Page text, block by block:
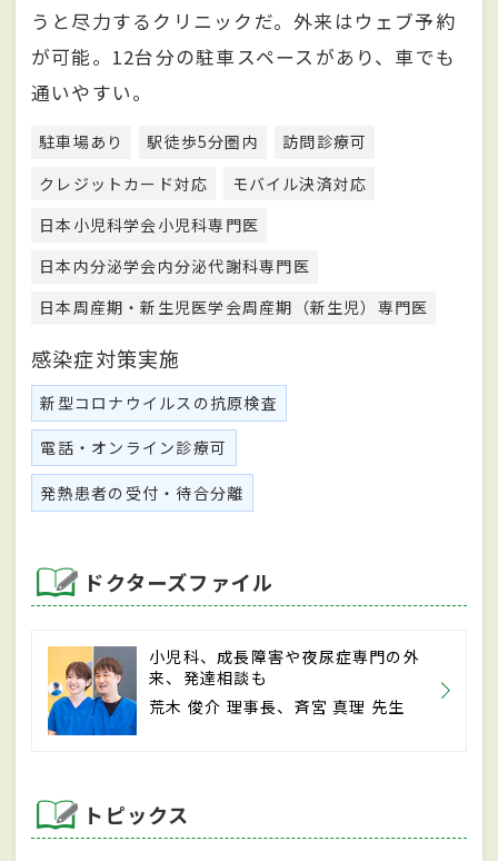
うと尽力するクリニックだ。外来はウェブ予約
が可能。12台分の駐車スペースがあり、車でも
通いやすい。
駐車場あり 駅徒歩5分圏内
訪問診療可
クレジットカード対応
モバイル決済対応
日本小児科学会小児科専門医
日本内分泌学会内分泌代謝科専門医
日本周産期・新生児医学会周産期（新生児）専門医
感染症対策実施
新型コロナウイルスの抗原検査
電話・オンライン診療可
発熱患者の受付・待合分離
ドクターズファイル
小児科、成長障害や夜尿症専門の外
来、発達相談も
荒木 俊介 理事長、斉宮 真理 先生
トピックス